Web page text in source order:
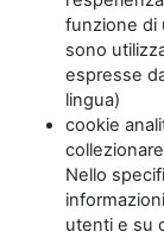
funzione di
sono
espresse
lingua)
cookie
Nello
utenti e su